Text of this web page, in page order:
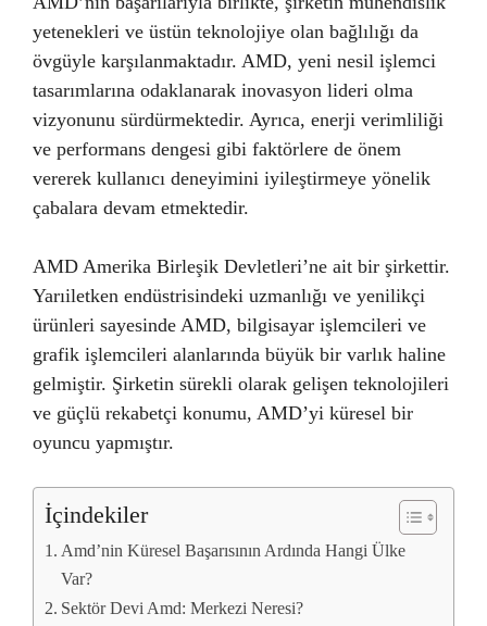
yetenekleri ve üstün teknolojiye olan bağlılığı da
övgüyle karşılanmaktadır. AMD, yeni nesil işlemci
tasarımlarına odaklanarak inovasyon lideri olma
vizyonunu sürdürmektedir. Ayrıca, enerji verimliliği
ve performans dengesi gibi faktörlere de önem
vererek kullanıcı deneyimini iyileştirmeye yönelik
çabalara devam etmektedir.
AMD Amerika Birleşik Devletleri’ne ait bir şirkettir.
Yarıiletken endüstrisindeki uzmanlığı ve yenilikçi
ürünleri sayesinde AMD, bilgisayar işlemcileri ve
grafik işlemcileri alanlarında büyük bir varlık haline
gelmiştir. Şirketin sürekli olarak gelişen teknolojileri
ve güçlü rekabetçi konumu, AMD’yi küresel bir
oyuncu yapmıştır.
İçindekiler
Amd’nin Küresel Başarısının Ardında Hangi Ülke
Var?
Sektör Devi Amd: Merkezi Neresi?